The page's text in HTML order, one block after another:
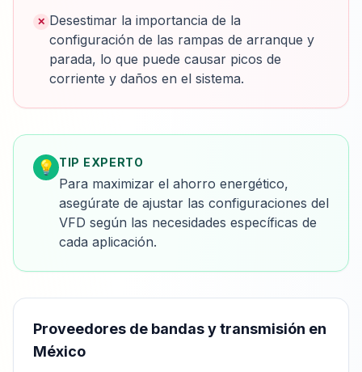
✕ Desestimar la importancia de la
configuración de las rampas de arranque y
parada, lo que puede causar picos de
corriente y daños en el sistema.
💡 TIP EXPERTO
Para maximizar el ahorro energético,
asegúrate de ajustar las configuraciones del
VFD según las necesidades específicas de
cada aplicación.
Proveedores de bandas y transmisión en
México